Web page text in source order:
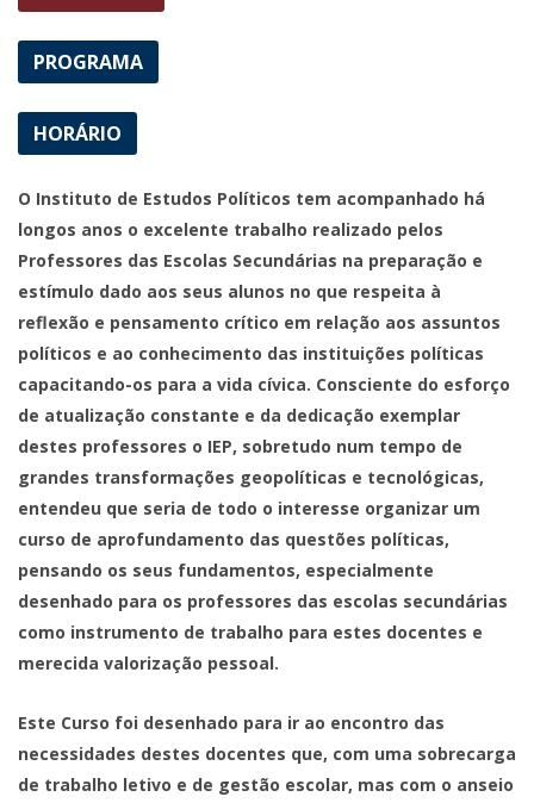
PROGRAMA
HORÁRIO
O Instituto de Estudos Políticos tem acompanhado há
longos anos o excelente trabalho realizado pelos
Professores das Escolas Secundárias na preparação e
estímulo dado aos seus alunos no que respeita à
reflexão e pensamento crítico em relação aos assuntos
políticos e ao conhecimento das instituições políticas
capacitando-os para a vida cívica. Consciente do esforço
de atualização constante e da dedicação exemplar
destes professores o IEP, sobretudo num tempo de
grandes transformações geopolíticas e tecnológicas,
entendeu que seria de todo o interesse organizar um
curso de aprofundamento das questões políticas,
pensando os seus fundamentos, especialmente
desenhado para os professores das escolas secundárias
como instrumento de trabalho para estes docentes e
merecida valorização pessoal.
Este Curso foi desenhado para ir ao encontro das
necessidades destes docentes que, com uma sobrecarga
de trabalho letivo e de gestão escolar, mas com o anseio